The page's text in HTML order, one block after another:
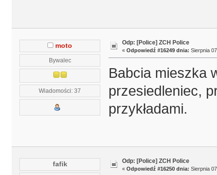
moto
Bywalec
Wiadomości: 37
Odp: [Police] ZCH Police
« Odpowiedź #16249 dnia: Sierpnia
Babcia mieszka
przesiedleniec,
przykładami.
fafik Odp: [Police] ZCH Police
« Odpowiedź #16250 dnia: Sierpnia